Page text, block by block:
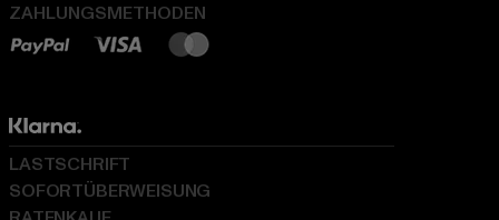
ZAHLUNGSMETHODEN
LASTSCHRIFT
SOFORTÜBERWEISUNG